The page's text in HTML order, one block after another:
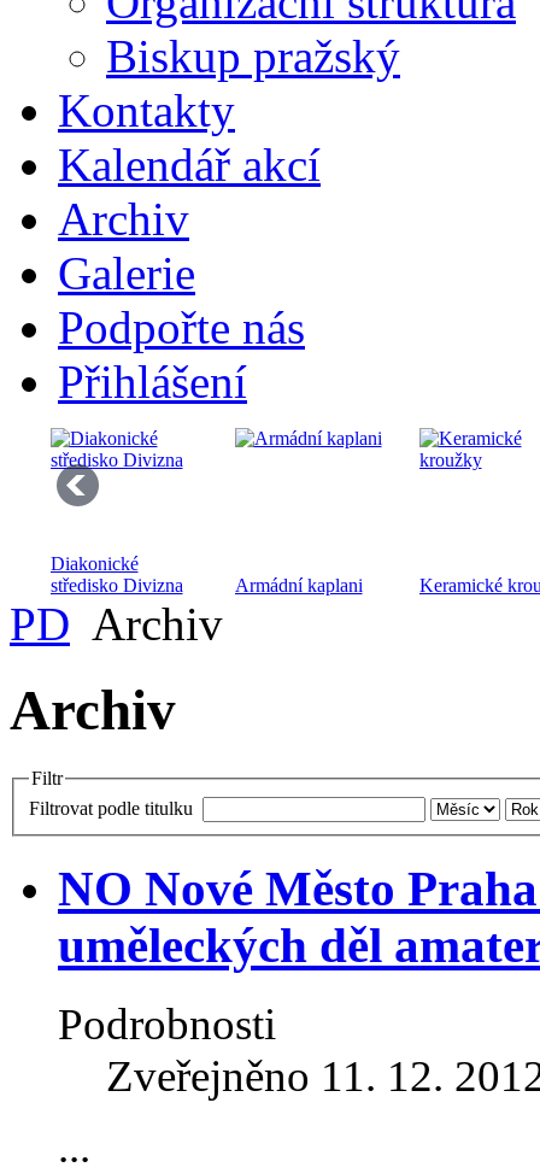
Biskup pražský
Kontakty
Kalendář akcí
Archiv
Galerie
Podpořte nás
Přihlášení
Diakonické
středisko Divizna
Armádní kaplani Keramické
Archa ZŠ a MŠ při
Domov na půl cesty
Církevní ZUŠ
Harmonie
Dětský domov
PD Archiv
Archiv
Filtr
Filtrovat podle titulku
NO Nové Město
uměleckých děl
Podrobnosti
Zveřejněno 11. 12.
...